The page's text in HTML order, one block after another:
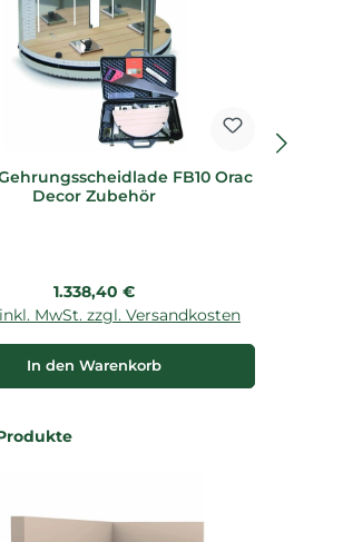
FB10 Orac
Decor Zubehör
Regulärer Preis:
1.338,40 €
MwSt. zzgl. Versandkosten
In den Warenkorb
überspringen